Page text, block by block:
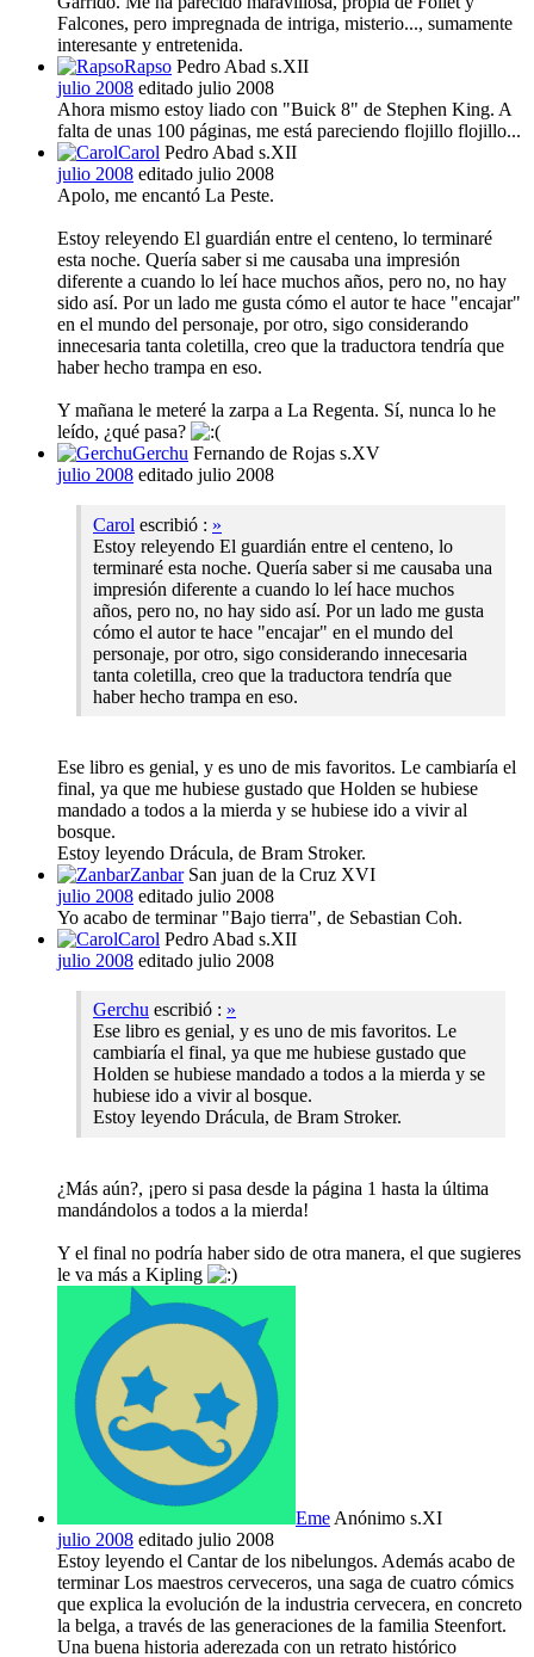
Falcones, pero impregnada de intriga, misterio..., sumamente
interesante y entretenida.
Rapso Pedro Abad s.XII
julio 2008 editado julio 2008
Ahora mismo estoy liado con "Buick 8" de Stephen King. A
falta de unas 100 páginas, me está pareciendo flojillo flojillo...
Carol Pedro Abad s.XII
julio 2008 editado julio 2008
Apolo, me encantó La Peste.
Estoy releyendo El guardián entre el centeno, lo terminaré
esta noche. Quería saber si me causaba una impresión
diferente a cuando lo leí hace muchos años, pero no, no hay
sido así. Por un lado me gusta cómo el autor te hace "encajar"
en el mundo del personaje, por otro, sigo considerando
innecesaria tanta coletilla, creo que la traductora tendría que
haber hecho trampa en eso.
Y mañana le meteré la zarpa a La Regenta. Sí, nunca lo he
leído, ¿qué pasa?
Gerchu Fernando de Rojas s.XV
julio 2008 editado julio 2008
Carol escribió : »
Estoy releyendo El guardián entre el centeno, lo
terminaré esta noche. Quería saber si me causaba una
impresión diferente a cuando lo leí hace muchos
años, pero no, no hay sido así. Por un lado me gusta
cómo el autor te hace "encajar" en el mundo del
personaje, por otro, sigo considerando innecesaria
tanta coletilla, creo que la traductora tendría que
haber hecho trampa en eso.
Ese libro es genial, y es uno de mis favoritos. Le cambiaría el
final, ya que me hubiese gustado que Holden se hubiese
mandado a todos a la mierda y se hubiese ido a vivir al
bosque.
Estoy leyendo Drácula, de Bram Stroker.
Zanbar San juan de la Cruz XVI
julio 2008 editado julio 2008
Yo acabo de terminar "Bajo tierra", de Sebastian Coh.
Carol Pedro Abad s.XII
julio 2008 editado julio 2008
Gerchu escribió : »
Ese libro es genial, y es uno de mis favoritos. Le
cambiaría el final, ya que me hubiese gustado que
Holden se hubiese mandado a todos a la mierda y se
hubiese ido a vivir al bosque.
Estoy leyendo Drácula, de Bram Stroker.
¿Más aún?, ¡pero si pasa desde la página 1 hasta la última
mandándolos a todos a la mierda!
Y el final no podría haber sido de otra manera, el que sugieres
le va más a Kipling
Eme Anónimo s.XI
julio 2008 editado julio 2008
Estoy leyendo el Cantar de los nibelungos. Además acabo de
terminar Los maestros cerveceros, una saga de cuatro cómics
que explica la evolución de la industria cervecera, en concreto
la belga, a través de las generaciones de la familia Steenfort.
Una buena historia aderezada con un retrato histórico